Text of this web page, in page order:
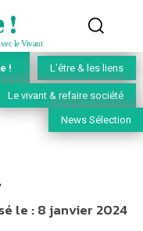
!
le Vivant
! L'être & les liens
Le vivant & refaire société
News Sélection
le :8 janvier 2024